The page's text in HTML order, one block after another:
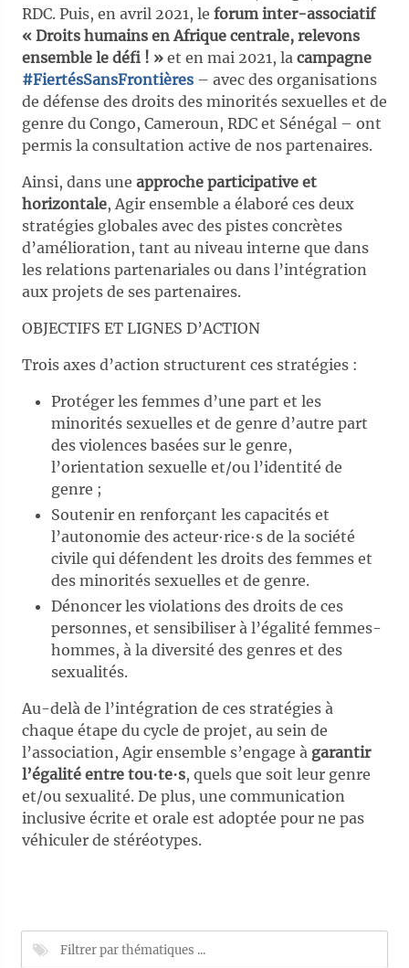
RDC. Puis, en avril 2021, le forum inter-associatif
« Droits humains en Afrique centrale, relevons
ensemble le défi ! » et en mai 2021, la campagne
#FiertésSansFrontières – avec des organisations
de défense des droits des minorités sexuelles et de
genre du Congo, Cameroun, RDC et Sénégal – ont
permis la consultation active de nos partenaires.
Ainsi, dans une approche participative et
horizontale, Agir ensemble a élaboré ces deux
stratégies globales avec des pistes concrètes
d’amélioration, tant au niveau interne que dans
les relations partenariales ou dans l’intégration
aux projets de ses partenaires.
OBJECTIFS ET LIGNES D’ACTION
Trois axes d’action structurent ces stratégies :
Protéger les femmes d’une part et les
minorités sexuelles et de genre d’autre part
des violences basées sur le genre,
l’orientation sexuelle et/ou l’identité de
genre ;
Soutenir en renforçant les capacités et
l’autonomie des acteur∙rice∙s de la société
civile qui défendent les droits des femmes et
des minorités sexuelles et de genre.
Dénoncer les violations des droits de ces
personnes, et sensibiliser à l’égalité femmes-
hommes, à la diversité des genres et des
sexualités.
Au-delà de l’intégration de ces stratégies à
chaque étape du cycle de projet, au sein de
l’association, Agir ensemble s’engage à garantir
l’égalité entre tou∙te∙s, quels que soit leur genre
et/ou sexualité. De plus, une communication
inclusive écrite et orale est adoptée pour ne pas
véhiculer de stéréotypes.